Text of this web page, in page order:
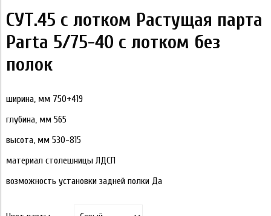
СУТ.45 с лотком Растущая парта
Parta 5/75-40 с лотком без
полок
ширина, мм 750+419
глубина, мм 565
высота, мм 530-815
материал столешницы ЛДСП
возможность установки задней полки Да